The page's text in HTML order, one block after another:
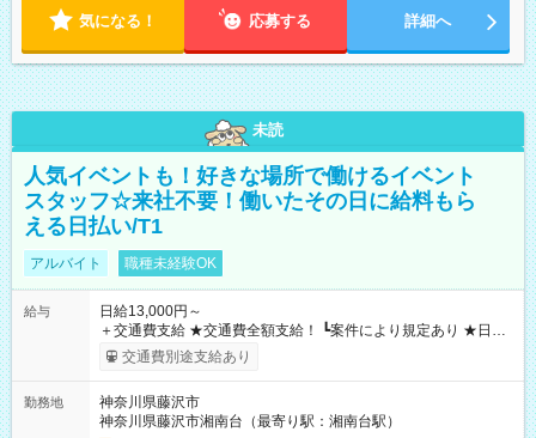
気になる！ 応募する 詳細へ
未読
人気イベントも！好きな場所で働けるイベント
スタッフ☆来社不要！働いたその日に給料もら
える日払い/T1
アルバイト 職種未経験OK
給与
日給13,000円～
＋交通費支給 ★交通費全額支給！ ┗案件により規定あり ★日払
いOK！（規定あり） ┗働いたその日に現金GET♪ お仕事後はコ
ンビニATMから 日払い分を引き落とせます！ 【試用期間】試
交通費別途支給あり
勤務地
神奈川県藤沢市
神奈川県藤沢市湘南台（最寄り駅：湘南台駅）